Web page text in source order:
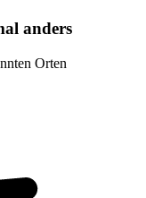
anders
Orten